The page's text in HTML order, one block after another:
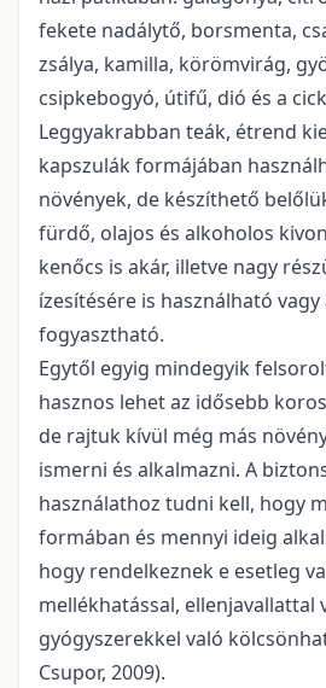
fekete nadálytő, borsmenta,
zsálya, kamilla, körömvirág,
csipkebogyó, útifű, dió és a
Leggyakrabban teák, étrend
kapszulák formájában
növények, de készíthető
fürdő, olajos és alkoholos
kenőcs is akár, illetve nagy
ízesítésére is használható
fogyasztható.
Egytől egyig mindegyik
hasznos lehet az idősebb
de rajtuk kívül még más
ismerni és alkalmazni. A
használathoz tudni kell, hogy
formában és mennyi ideig
hogy rendelkeznek e esetleg
mellékhatással, ellenjavallattal
gyógyszerekkel való
Csupor, 2009).